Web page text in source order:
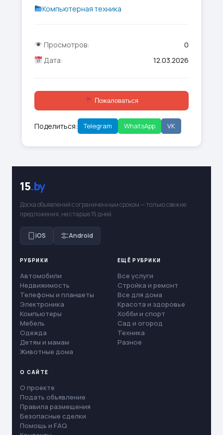
Компьютерная техника
Просмотров:
0
Дата:
12.03.2026
Пожаловаться
Поделиться: Telegram WhatsApp VK
15.by
Доска объявлений с ограниченным сроком — только свежие
предложения, не старше 15 дней.
iOS Android
РУБРИКИ
Автомобили
Недвижимость
Телефоны и планшеты
Электроника
Компьютеры
Мебель
Одежда
Детям и мамам
Животные дома
ЕЩЁ РУБРИКИ
Все услуги
Стройка и ремонт
Все для дома
Красота и здоровье
Хобби и спорт
Сад и огород
Техника
Разное
О САЙТЕ
О проекте
Подать объявление
Правила размещения
Безопасные сделки
Помощь и FAQ